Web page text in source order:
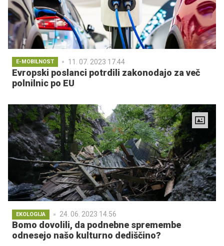
E-MOBILNOST 11. 07. 2023 17.44
Evropski poslanci potrdili zakonodajo za več
polnilnic po EU
EKOLOGIJA 24. 06. 2023 14.56
Bomo dovolili, da podnebne spremembe
odnesejo našo kulturno dediščino?